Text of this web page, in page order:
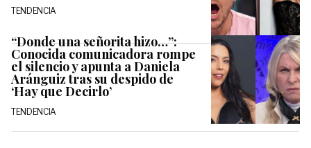
TENDENCIA
“Donde una señorita hizo…”:
Conocida comunicadora rompe
el silencio y apunta a Daniela
Aránguiz tras su despido de
‘Hay que Decirlo’
TENDENCIA